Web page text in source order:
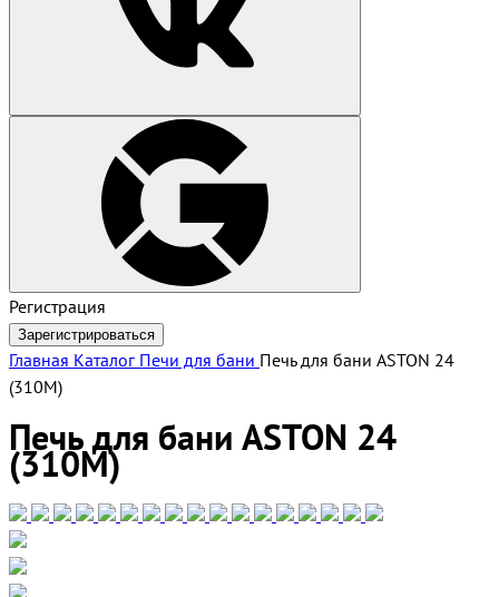
Регистрация
Зарегистрироваться
Главная Каталог Печи для бани Печь для бани ASTON 24
(310M)
Печь для бани ASTON 24
(310M)